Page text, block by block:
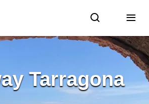
Tarragona